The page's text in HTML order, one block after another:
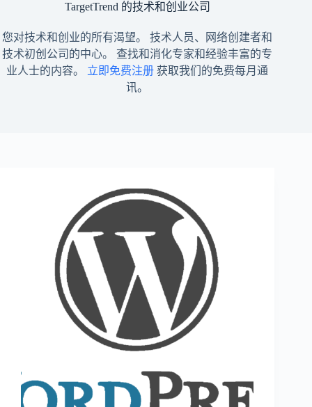
TargetTrend 的技术和创业公司
您对技术和创业的所有渴望。 技术人员、网络创建者和
技术初创公司的中心。 查找和消化专家和经验丰富的专
业人士的内容。 立即免费注册 获取我们的免费每月通
讯。